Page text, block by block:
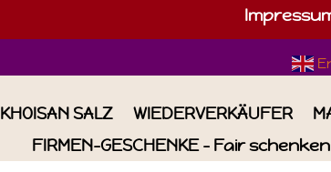
KHOISAN SALZ WIEDERVERKÄUFER
FIRMEN-GESCHENKE – Fair